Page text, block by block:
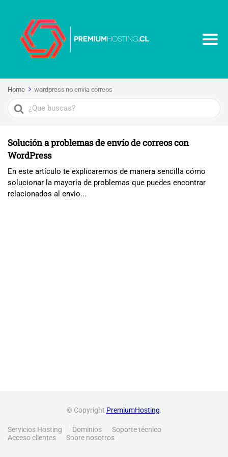
Home wordpress no envia correos
Search
For
Solución a problemas de envío de correos con
WordPress
En este artículo te explicaremos de manera sencilla cómo
solucionar la mayoría de problemas que puedes encontrar
relacionados al envio...
© Copyright PremiumHosting.
Servicios Hosting Dominios
Soporte técnico
Acceso clientes
Sobre nosotros